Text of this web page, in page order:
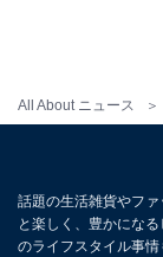
All About ニュース
フルーツミック
ますが、ひと口
話題の生活雑貨やフ
と楽しく、豊かにな
のライフスタイル事情